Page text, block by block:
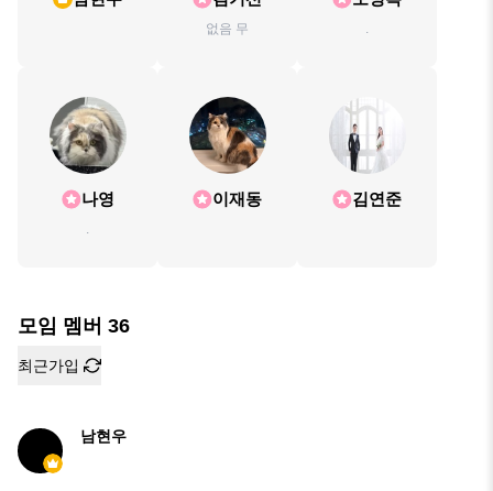
없음 무 .
나영
.
이재동 김연준
모임 멤버 36
최근가입
남현우